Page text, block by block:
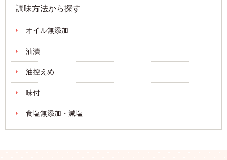
調味方法から探す
オイル無添加
油漬
油控えめ
味付
食塩無添加・減塩